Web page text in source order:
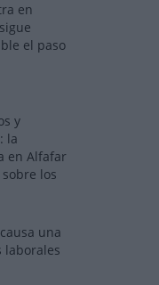
en
el paso
y
la
en Alfafar
los
una
laborales